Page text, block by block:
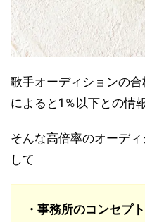
歌手オーディションの
によると1％以下との情
そんな高倍率のオーデ
して
・事務所のコンセプ